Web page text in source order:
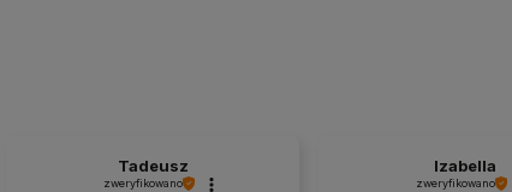
Tadeusz
zweryfikowano
Izabella
zweryfikowano